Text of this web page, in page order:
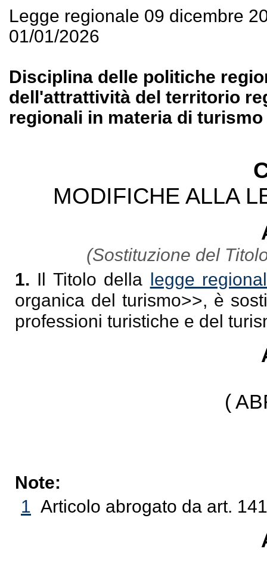
Legge regionale 09 dicembre
01/01/2026
Disciplina delle politiche
dell'attrattività del territorio
regionali in materia di
MODIFICHE ALLA
(Sostituzione del
1. Il Titolo della legge
organica del turismo>>, è
professioni turistiche e del
(
Note:
1 Articolo abrogato da art.